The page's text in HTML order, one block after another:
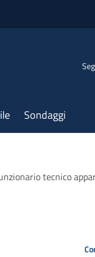
Sondaggi
tecnico